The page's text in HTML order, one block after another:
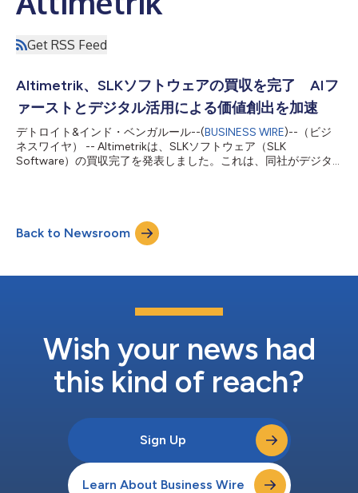
Get RSS Feed
Altimetrik、SLKソフトウェアの買収を完了 AIフ
ァーストとデジタル活用による価値創出を加速
デトロイト&インド・ベンガルール--(BUSINESS WIRE)--（ビジ
ネスワイヤ） -- Altimetrikは、SLKソフトウェア（SLK
Software）の買収完了を発表しました。これは、同社がデジタ
ド名のもとで事業を展開します。 今回の統合により、Altimetrik
のAIファーストでデータ主導のイノベーション能力と、SLKが持
つインテリジェント・エンタープライズ、デジタル・オペレーシ
エンジニアリングの強みが結集しました。これにより、戦略や設
タル活用のバリューチェーン全体をカバーします。実践者主導の
アプローチを基盤とし、両社の深い専門知識と最新のプラットフ
重視の段階的な実行により、価値実現のスピードを...
Back to Newsroom
Wish your news had
this kind of reach?
Sign Up
Learn About Business Wire